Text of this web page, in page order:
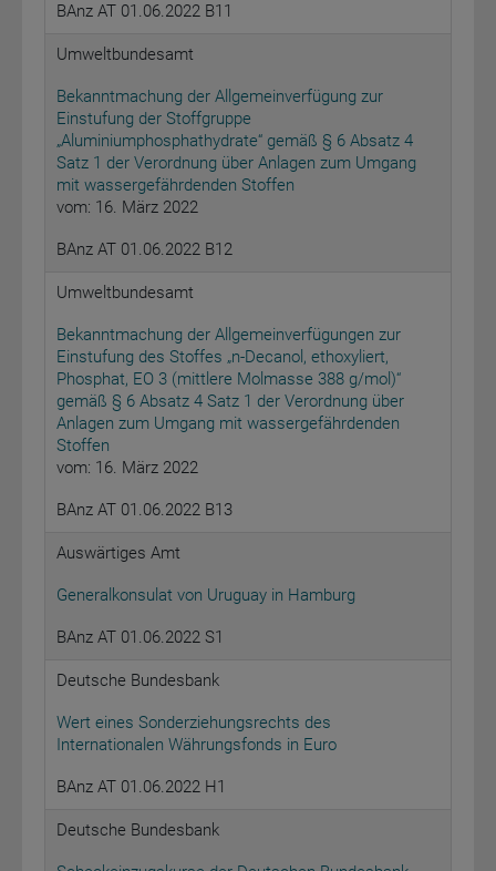
BAnz AT 01.06.2022 B11
Umweltbundesamt
Bekanntmachung der Allgemeinverfügung zur
Einstufung der Stoffgruppe
„Aluminiumphosphathydrate“ gemäß § 6 Absatz 4
Satz 1 der Verordnung über Anlagen zum Umgang
mit wassergefährdenden Stoffen
vom: 16. März 2022
BAnz AT 01.06.2022 B12
Umweltbundesamt
Bekanntmachung der Allgemeinverfügungen zur
Einstufung des Stoffes „n-Decanol, ethoxyliert,
Phosphat, EO 3 (mittlere Molmasse 388 g/mol)“
gemäß § 6 Absatz 4 Satz 1 der Verordnung über
Anlagen zum Umgang mit wassergefährdenden
Stoffen
vom: 16. März 2022
BAnz AT 01.06.2022 B13
Auswärtiges Amt
Generalkonsulat von Uruguay in Hamburg
BAnz AT 01.06.2022 S1
Deutsche Bundesbank
Wert eines Sonderziehungsrechts des
Internationalen Währungsfonds in Euro
BAnz AT 01.06.2022 H1
Deutsche Bundesbank